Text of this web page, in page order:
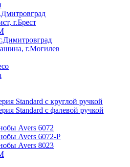
г.Брест
г.Могилев
Standard с круглой ручкой
Standard с фалевой ручкой
Avers 6072
Avers 6072-P
Avers 8023